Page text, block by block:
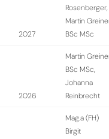
2027
Rosenberger,
Martin
BSc MSc
2026
Martin
BSc MSc,
Johanna
Reinbrecht
Mag.a (FH)
Birgit